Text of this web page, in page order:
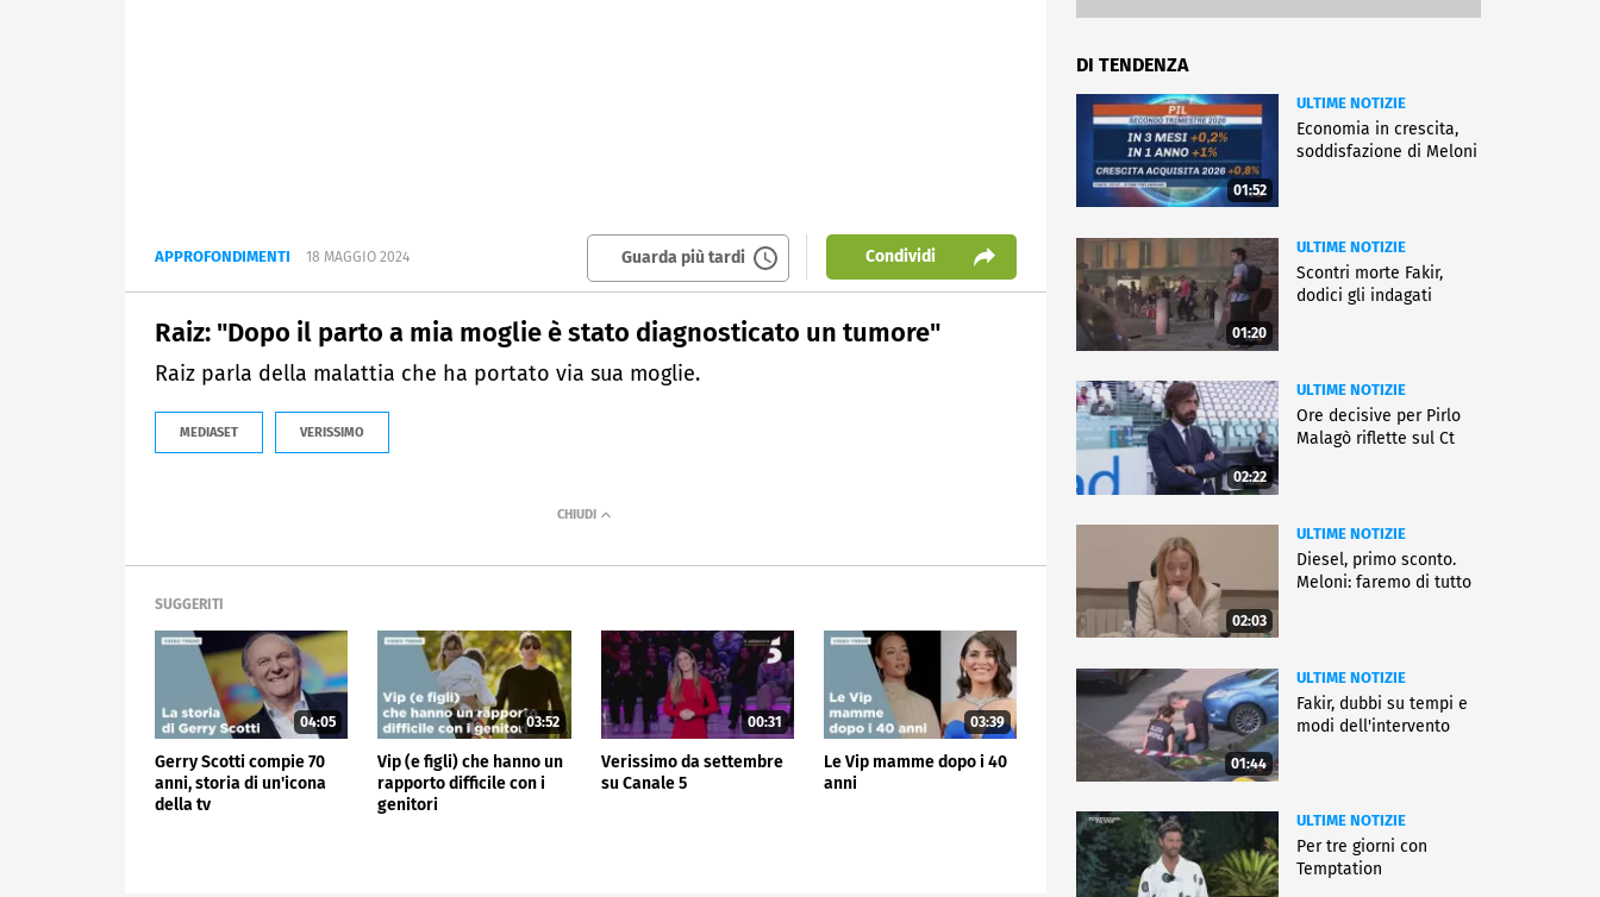
APPROFONDIMENTI 18 MAGGIO 2024 Guarda più tardi Condividi
Raiz: "Dopo il parto a mia moglie è stato diagnosticato un tumore"
Raiz parla della malattia che ha portato via sua moglie.
MEDIASET VERISSIMO
SUGGERITI
04:05
Gerry Scotti compie 70
anni, storia di un'icona
della tv
03:52
Vip (e figli) che hanno un
rapporto difficile con i
genitori
00:31
Verissimo da settembre
su Canale 5
03:39
Le Vip mamme dopo i 40
anni
DI TENDENZA
01:52
ULTIME NOTIZIE
Economia in crescita,
soddisfazione di Meloni
01:20
ULTIME NOTIZIE
Scontri morte Fakir,
dodici gli indagati
02:22
ULTIME NOTIZIE
Ore decisive per Pirlo
Malagò riflette sul Ct
02:03
ULTIME NOTIZIE
Diesel, primo sconto.
Meloni: faremo di tutto
01:44
ULTIME NOTIZIE
Fakir, dubbi su tempi e
modi dell'intervento
ULTIME NOTIZIE
Per tre giorni con
Temptation